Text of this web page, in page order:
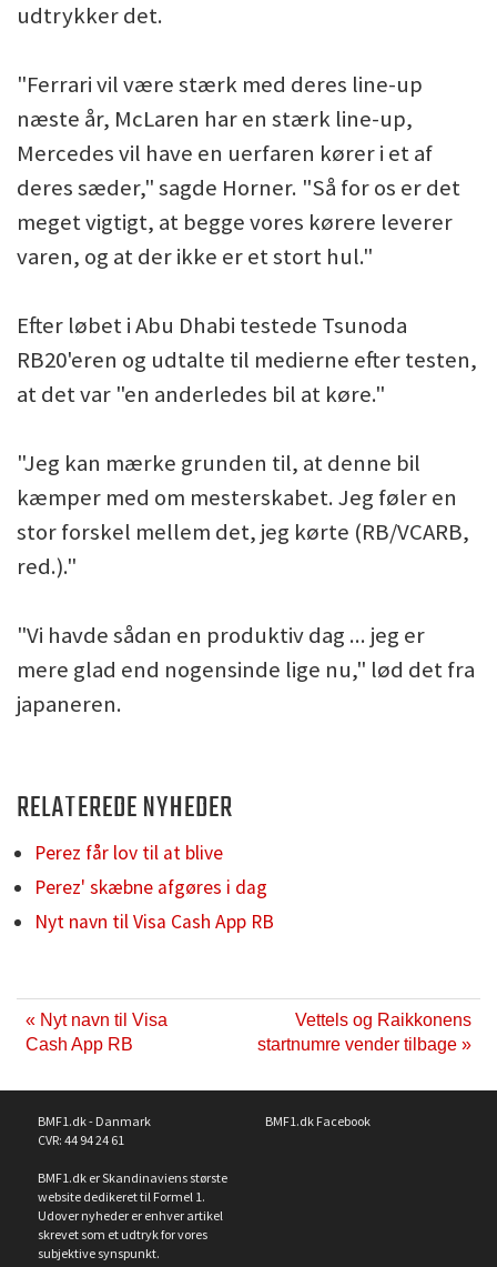
udtrykker det.
"Ferrari vil være stærk med deres line-up
næste år, McLaren har en stærk line-up,
Mercedes vil have en uerfaren kører i et af
deres sæder," sagde Horner. "Så for os er det
meget vigtigt, at begge vores kørere leverer
varen, og at der ikke er et stort hul."
Efter løbet i Abu Dhabi testede Tsunoda
RB20'eren og udtalte til medierne efter testen,
at det var "en anderledes bil at køre."
"Jeg kan mærke grunden til, at denne bil
kæmper med om mesterskabet. Jeg føler en
stor forskel mellem det, jeg kørte (RB/VCARB,
red.)."
"Vi havde sådan en produktiv dag ... jeg er
mere glad end nogensinde lige nu," lød det fra
japaneren.
RELATEREDE NYHEDER
Perez får lov til at blive
Perez' skæbne afgøres i dag
Nyt navn til Visa Cash App RB
« Nyt navn til Visa
Cash App RB
Vettels og Raikkonens
startnumre vender tilbage »
BMF1.dk - Danmark
CVR: 44 94 24 61
BMF1.dk er Skandinaviens største
website dedikeret til Formel 1.
Udover nyheder er enhver artikel
skrevet som et udtryk for vores
subjektive synspunkt.
BMF1.dk Facebook